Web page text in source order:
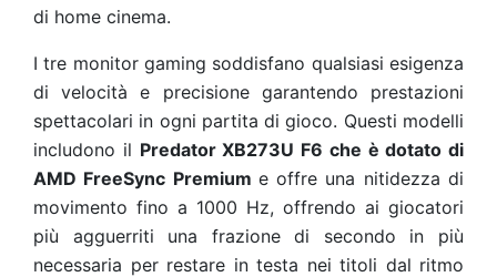
di home cinema.
I tre monitor gaming soddisfano qualsiasi esigenza
di velocità e precisione garantendo prestazioni
spettacolari in ogni partita di gioco. Questi modelli
includono il Predator XB273U F6 che è dotato di
AMD FreeSync Premium e offre una nitidezza di
movimento fino a 1000 Hz, offrendo ai giocatori
più agguerriti una frazione di secondo in più
necessaria per restare in testa nei titoli dal ritmo